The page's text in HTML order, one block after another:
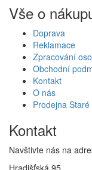
Vše o
Doprava
Reklamace
Zpracování
Obchodní
Kontakt
O nás
Prodejna Staré
Kontakt
Navštivte nás na
Hradišťská 95